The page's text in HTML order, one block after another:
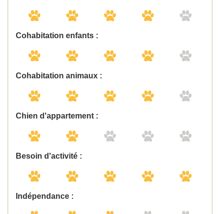
Cohabitation enfants :
Cohabitation animaux :
Chien d'appartement :
Besoin d'activité :
Indépendance :